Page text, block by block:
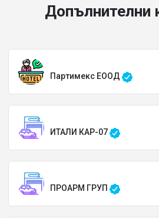
Допълнителни
Партимекс ЕООД
ИТАЛИ КАР-07
ПРОАРМ ГРУП